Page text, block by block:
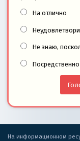
На отлично
Не знаю,
Посредственно
На информационном